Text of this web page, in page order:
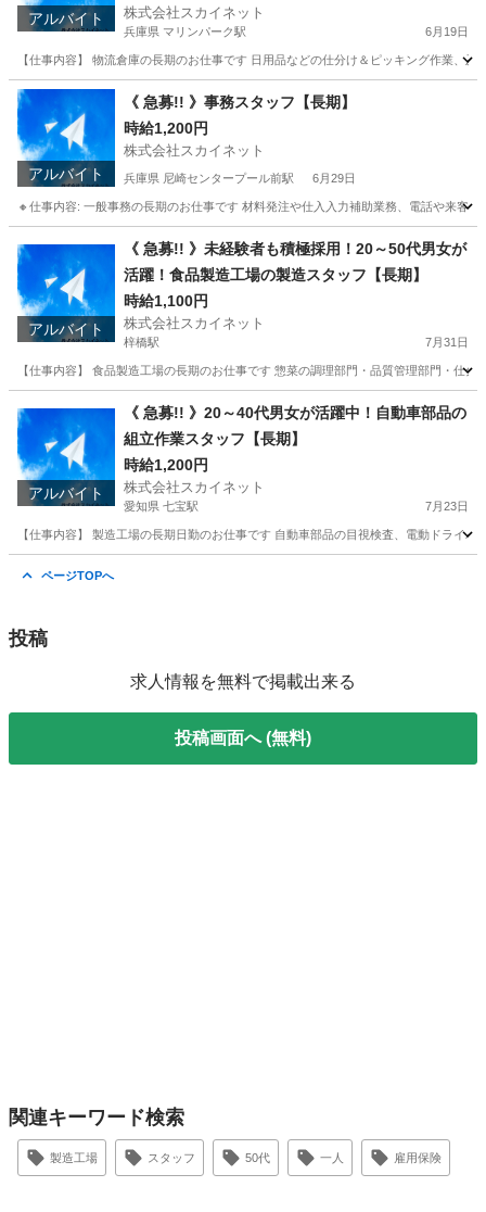
アルバイト 株式会社スカイネット
兵庫県 マリンパーク駅 6月19日
【仕事内容】 物流倉庫の長期のお仕事です 日用品などの仕分け＆ピッキング作業
兵庫 神戸市 マリンパーク駅 仕分け スタッフ
アルバイト
《 急募!! 》事務スタッフ【長期】
時給1,200円
株式会社スカイネット
兵庫県 尼崎センタープール前駅 6月29日
🔸仕事内容: 一般事務の長期のお仕事です 材料発注や仕入入力補助業務、電話や来
尼崎センタープール前駅 一般事務 スタッフ
アルバイト
《 急募!! 》未経験者も積極採用！20～50代男女が
活躍！食品製造工場の製造スタッフ【長期】
時給1,100円
株式会社スカイネット
梓橋駅 7月31日
【仕事内容】 食品製造工場の長期のお仕事です 惣菜の調理部門・品質管理部門・仕
梓橋駅 製造工場
アルバイト
《 急募!! 》20～40代男女が活躍中！自動車部品の
組立作業スタッフ【長期】
時給1,200円
株式会社スカイネット
愛知県 七宝駅 7月23日
【仕事内容】 製造工場の長期日勤のお仕事です 自動車部品の目視検査、電動ドライ
ページTOPへ
投稿
求人情報を無料で掲載出来る
投稿画面へ (無料)
関連キーワード検索
製造工場 スタッフ 50代 一人 雇用保険